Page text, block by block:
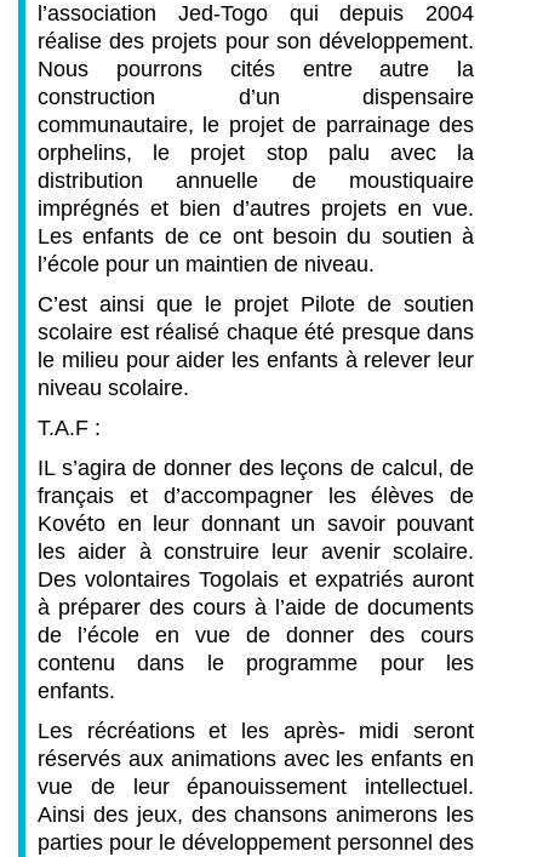
l’association Jed-Togo qui depuis 2004
réalise des projets pour son développement.
Nous pourrons cités entre autre la
construction d’un dispensaire
communautaire, le projet de parrainage des
orphelins, le projet stop palu avec la
distribution annuelle de moustiquaire
imprégnés et bien d’autres projets en vue.
Les enfants de ce ont besoin du soutien à
l’école pour un maintien de niveau.
C’est ainsi que le projet Pilote de soutien
scolaire est réalisé chaque été presque dans
le milieu pour aider les enfants à relever leur
niveau scolaire.
T.A.F :
IL s’agira de donner des leçons de calcul, de
français et d’accompagner les élèves de
Kovéto en leur donnant un savoir pouvant
les aider à construire leur avenir scolaire.
Des volontaires Togolais et expatriés auront
à préparer des cours à l’aide de documents
de l’école en vue de donner des cours
contenu dans le programme pour les
enfants.
Les récréations et les après- midi seront
réservés aux animations avec les enfants en
vue de leur épanouissement intellectuel.
Ainsi des jeux, des chansons animerons les
parties pour le développement personnel des